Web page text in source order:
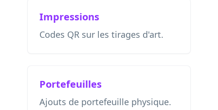
Impressions
Codes QR sur les tirages d'art.
Portefeuilles
Ajouts de portefeuille physique.